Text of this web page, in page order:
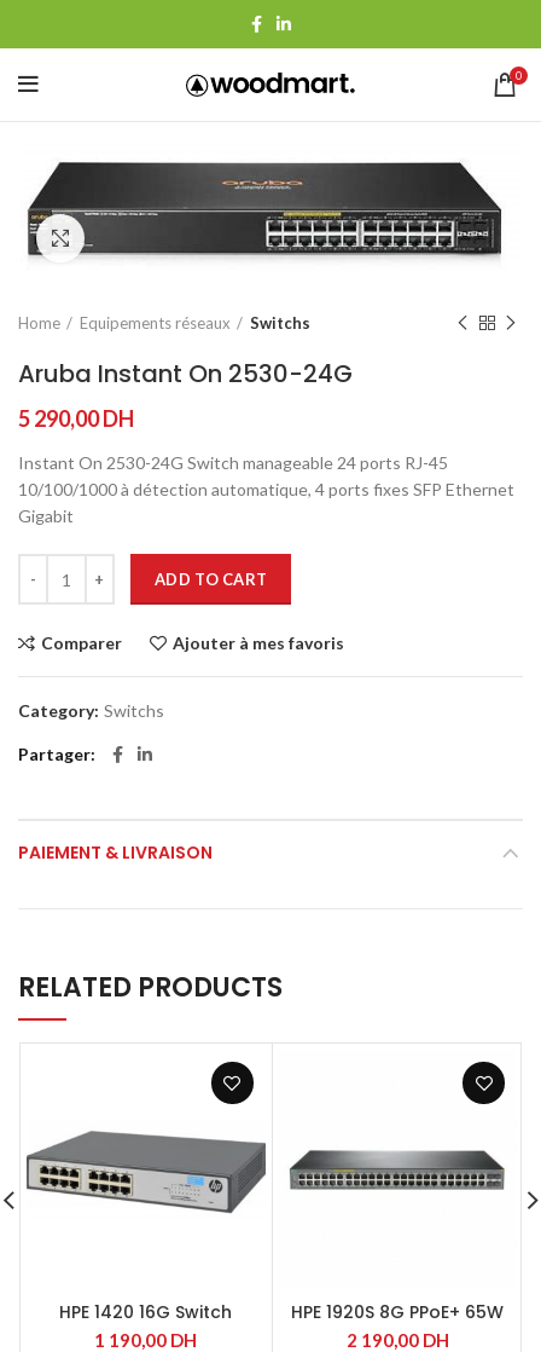
0
Home Equipements réseaux Switchs
Aruba Instant On 2530-24G
5 290,00DH
Instant On 2530-24G Switch manageable 24 ports RJ-45
10/100/1000 à détection automatique, 4 ports fixes SFP Ethernet
Gigabit
ADD TO CART
Comparer Ajouter à mes favoris
Category: Switchs
Partager
PAIEMENT & LIVRAISON
RELATED PRODUCTS
HPE 1420 16G Switch
1 190,00 DH
HPE 1920S 8G PPoE+ 65W
Switch
2 190,00 DH